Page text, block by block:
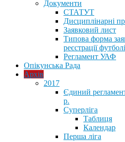
Документи
СТАТУТ
Дисциплінарні
Заявковий лист
Типова форма
реєстрації
Регламент УАФ
Опікунська Рада
Архів
2017
Єдиний
р.
Суперліга
Таблиця
Календар
Перша ліга